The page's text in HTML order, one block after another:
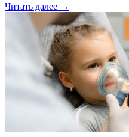
Читать далее →